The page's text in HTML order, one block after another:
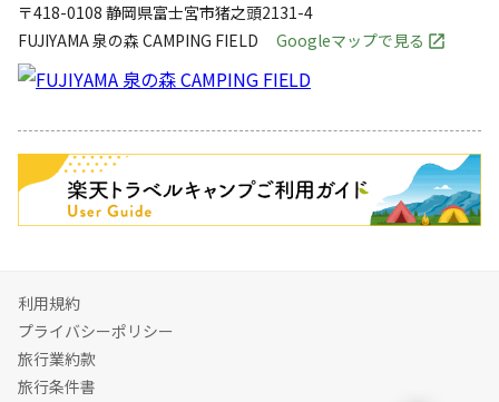
〒418-0108 静岡県富士宮市猪之頭2131-4
FUJIYAMA 泉の森 CAMPING FIELD
Googleマップで見る
キャンペーン
利用規約
プライバシーポリシー
旅行業約款
旅行条件書